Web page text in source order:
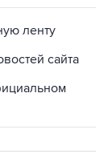
ленту
сайта